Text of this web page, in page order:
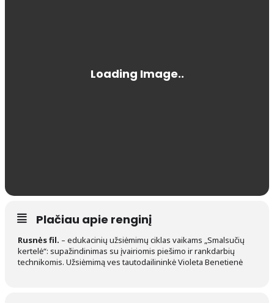
Plačiau apie renginį
Rusnės fil. – edukacinių užsiėmimų ciklas vaikams „Smalsučių
kertelė“: supažindinimas su įvairiomis piešimo ir rankdarbių
technikomis. Užsiėmimą ves tautodailininkė Violeta Benetienė